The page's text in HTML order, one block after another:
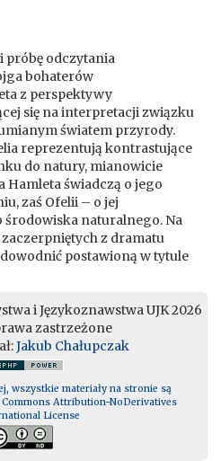
próbę odczytania
bohaterów
z perspektywy
się na interpretacji związku
światem przyrody.
reprezentują kontrastujące
do natury, mianowicie
świadczą o jego
zaś Ofelii – o jej
naturalnego. Na
z dramatu
postawioną w tytule
i Językoznawstwa UJK 2026
zastrzeżone
Jakub Chałupczak
wszystkie materiały na stronie są
Attribution-NoDerivatives
License